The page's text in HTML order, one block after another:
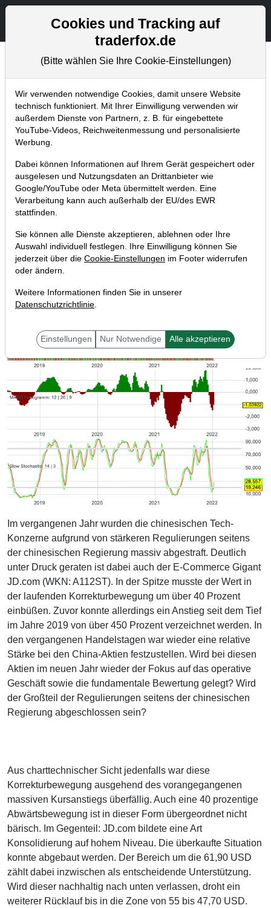
Aktien- und Artikelsuche
Chartanalysen
Home Blog Chartanalysen
Chartanalyse JD.com: Turnaround
und Aufbruch zu neuen
Allzeithochs nahe?
13.01.2022 um 07:53 Uhr | P. Uhlschmied
Im vergangenen Jahr wurden die chinesischen Tech-
Konzerne aufgrund von stärkeren Regulierungen seitens
der chinesischen Regierung massiv abgestraft. Deutlich
unter Druck geraten ist dabei auch der E-Commerce Gigant
JD.com (WKN: A112ST). In der Spitze musste der Wert in
der laufenden Korrekturbewegung um über 40 Prozent
einbüßen. Zuvor konnte allerdings ein Anstieg seit dem Tief
im Jahre 2019 von über 450 Prozent verzeichnet werden. In
den vergangenen Handelstagen war wieder eine relative
Stärke bei den China-Aktien festzustellen. Wird bei diesen
Aktien im neuen Jahr wieder der Fokus auf das operative
Geschäft sowie die fundamentale Bewertung gelegt? Wird
der Großteil der Regulierungen seitens der chinesischen
Regierung abgeschlossen sein?
Aus charttechnischer Sicht jedenfalls war diese
Korrekturbewegung ausgehend des vorangegangenen
massiven Kursanstiegs überfällig. Auch eine 40 prozentige
Abwärtsbewegung ist in dieser Form übergeordnet nicht
bärisch. Im Gegenteil: JD.com bildete eine Art
Konsolidierung auf hohem Niveau. Die überkaufte Situation
konnte abgebaut werden. Der Bereich um die 61,90 USD
zählt dabei inzwischen als entscheidende Unterstützung.
Wird dieser nachhaltig nach unten verlassen, droht ein
weiterer Rücklauf bis in die Zone von 55 bis 47,70 USD.
Cookies und Tracking auf
traderfox.de
(Bitte wählen Sie Ihre Cookie-Einstellungen)
Wir verwenden notwendige Cookies, damit unsere Website
technisch funktioniert. Mit Ihrer Einwilligung verwenden wir
außerdem Dienste von Partnern, z. B. für eingebettete
YouTube-Videos, Reichweitenmessung und personalisierte
Werbung.
Dabei können Informationen auf Ihrem Gerät gespeichert oder
ausgelesen und Nutzungsdaten an Drittanbieter wie
Google/YouTube oder Meta übermittelt werden. Eine
Verarbeitung kann auch außerhalb der EU/des EWR
stattfinden.
Sie können alle Dienste akzeptieren, ablehnen oder Ihre
Auswahl individuell festlegen. Ihre Einwilligung können Sie
jederzeit über die Cookie-Einstellungen im Footer widerrufen
oder ändern.
Weitere Informationen finden Sie in unserer
Datenschutzrichtlinie.
Einstellungen Nur Notwendige Alle akzeptieren